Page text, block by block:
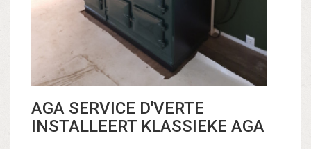
AGA SERVICE D'VERTE
INSTALLEERT KLASSIEKE AGA